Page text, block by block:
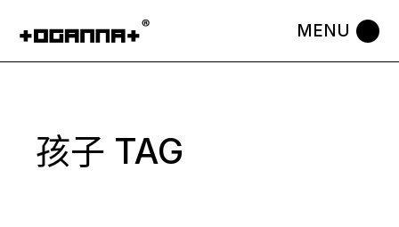
the
孩子 TAG